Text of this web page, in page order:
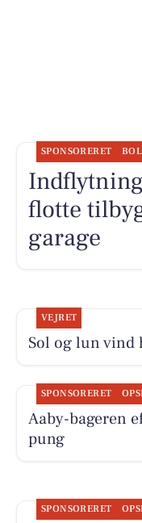
SPONSORERET
flotte
garage
VEJRET
Sol og lun vind
SPONSORERET
Aaby-bageren
pung
SPONSORERET